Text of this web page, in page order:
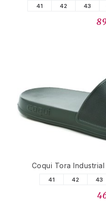
41 42 43
Coqui Tora
41 42 43